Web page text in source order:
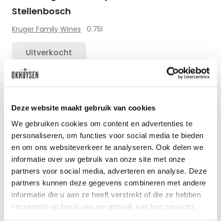
Deze website maakt gebruik van cookies
We gebruiken cookies om content en advertenties te
personaliseren, om functies voor social media te bieden
en om ons websiteverkeer te analyseren. Ook delen we
informatie over uw gebruik van onze site met onze
partners voor social media, adverteren en analyse. Deze
partners kunnen deze gegevens combineren met andere
informatie die u aan ze heeft verstrekt of die ze hebben
verzameld op basis van uw gebruik van hun services.
Stellenbosch
Kruger Family Wines 0.75l
Uitverkocht